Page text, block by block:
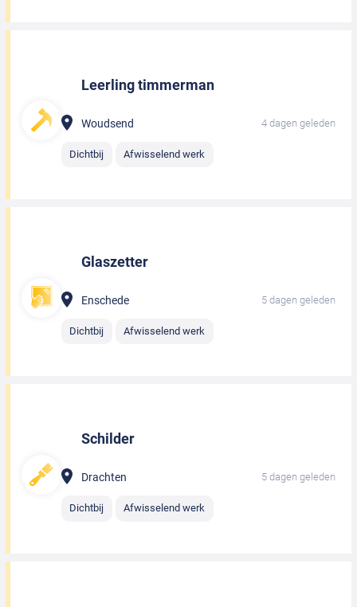
Leerling timmerman
Woudsend 4 dagen geleden
Dichtbij Afwisselend werk
Glaszetter
Enschede 5 dagen geleden
Dichtbij Afwisselend werk
Schilder
Drachten 5 dagen geleden
Dichtbij Afwisselend werk